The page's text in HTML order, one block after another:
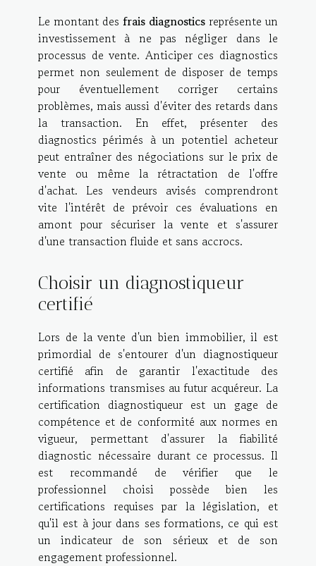
Le montant desfrais diagnosticsreprésente un
investissement à ne pas négliger dans le
processus de vente. Anticiper ces diagnostics
permet non seulement de disposer de temps
pour éventuellement corriger certains
problèmes, mais aussi d'éviter des retards dans
la transaction. En effet, présenter des
diagnostics périmés à un potentiel acheteur
peut entraîner des négociations sur le prix de
vente ou même la rétractation de l'offre
d'achat. Les vendeurs avisés comprendront
vite l'intérêt de prévoir ces évaluations en
amont pour sécuriser la vente et s'assurer
d'une transaction fluide et sans accrocs.
Choisir un diagnostiqueur
certifié
Lors de la vente d'un bien immobilier, il est
primordial de s'entourer d'un diagnostiqueur
certifié afin de garantir l'exactitude des
informations transmises au futur acquéreur. La
certification diagnostiqueur est un gage de
compétence et de conformité aux normes en
vigueur, permettant d'assurer la fiabilité
diagnostic nécessaire durant ce processus. Il
est recommandé de vérifier que le
professionnel choisi possède bien les
certifications requises par la législation, et
qu'il est à jour dans ses formations, ce qui est
un indicateur de son sérieux et de son
engagement professionnel.